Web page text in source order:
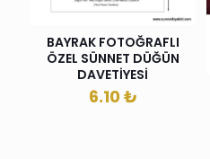
BAYRAK FOTOĞRAFLI
ÖZEL SÜNNET DÜĞÜN
DAVETİYESİ
6.10₺